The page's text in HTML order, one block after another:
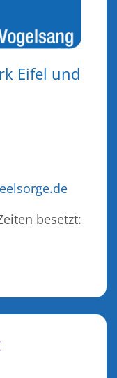
Eifel und
besetzt: